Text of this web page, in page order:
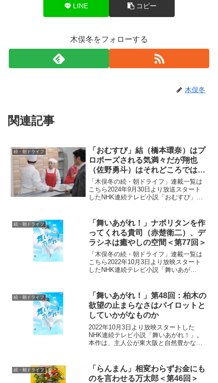
LINE コピー
木俣冬をフォローする
木俣冬
関連記事
続・朝ドライフ
「おむすび」結（橋本環奈）はプ
ロポーズされる気満々だが翔也
（佐野勇斗）はそれどころではな
く【58回】
「木俣冬の続・朝ドライフ」連載一覧は
こちら2024年9月30日より放送スタート
したNHK連続テレビ小説「おむすび」。
岡・糸島で両親や祖父母と共に暮らして
いた...
続・朝ドライフ
「舞いあがれ！」ナポリタンを作
ってくれる貴司（赤楚衛二）、デ
ラシネは癒やしの空間＜第77回＞
「木俣冬の続・朝ドライフ」連載一覧は
こちら2022年10月3日より放映スタート
したNHK連続テレビ小説「舞いあが
かな長崎・五島列島で人との絆を育みな
がら、空を飛ぶ夢に向...
続・朝ドライフ
「舞いあがれ！」第48回：柏木の
欲望の止まらなさはパイロットと
していかがなものか
2022年10月3日より放映スタートした
NHK連続テレビ小説「舞いあがれ！」。
本作は、主人公が東大阪と自然豊かな長
折と再生のストーリー。ものづくりの
町・東大阪で生まれ育...
続・朝ドライフ
「らんまん」相変わらずお金にも
のを言わせる万太郎＜第46回＞